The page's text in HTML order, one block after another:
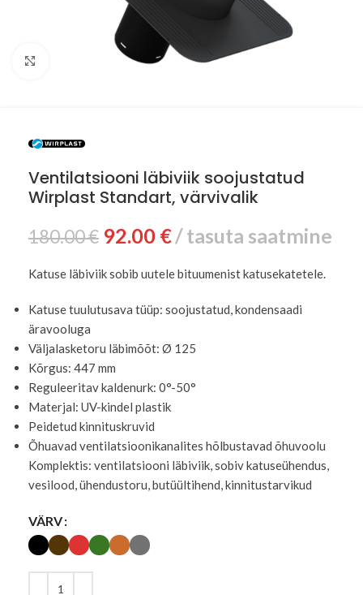
Ventilatsiooni läbiviik soojustatud
Wirplast Standart, värvivalik
180.00€ 92.00 € tasuta saatmine
Katuse läbiviik sobib uutele bituumenist katusekatetele.
Katuse tuulutusava tüüp: soojustatud, kondensaadi
äravooluga
Väljalasketoru läbimõõt: Ø 125
Kõrgus: 447 mm
Reguleeritav kaldenurk: 0°-50°
Materjal: UV-kindel plastik
Peidetud kinnituskruvid
Õhuavad ventilatsioonikanalites hõlbustavad õhuvoolu
Komplektis: ventilatsiooni läbiviik, sobiv katuseühendus,
vesilood, ühendustoru, butüültihend, kinnitustarvikud
VÄRV